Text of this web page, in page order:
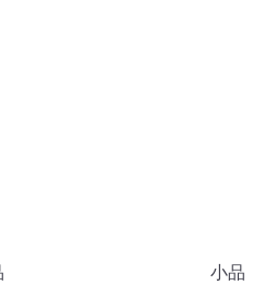
小品